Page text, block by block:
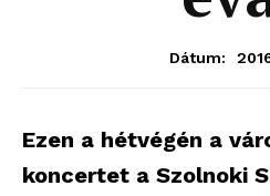
Dátum:
Ezen a hétvégén a
koncertet a Szolnoki